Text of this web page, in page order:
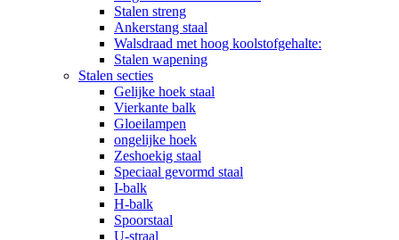
Stalen streng
Ankerstang staal
Walsdraad met hoog koolstofgehalte:
Stalen wapening
Stalen secties
Gelijke hoek staal
Vierkante balk
Gloeilampen
ongelijke hoek
Zeshoekig staal
Speciaal gevormd staal
I-balk
H-balk
Spoorstaal
U-straal